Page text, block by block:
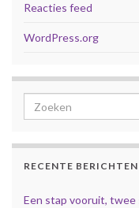
Reacties feed
WordPress.org
Search for:
RECENTE BERICHTEN
Een stap vooruit,